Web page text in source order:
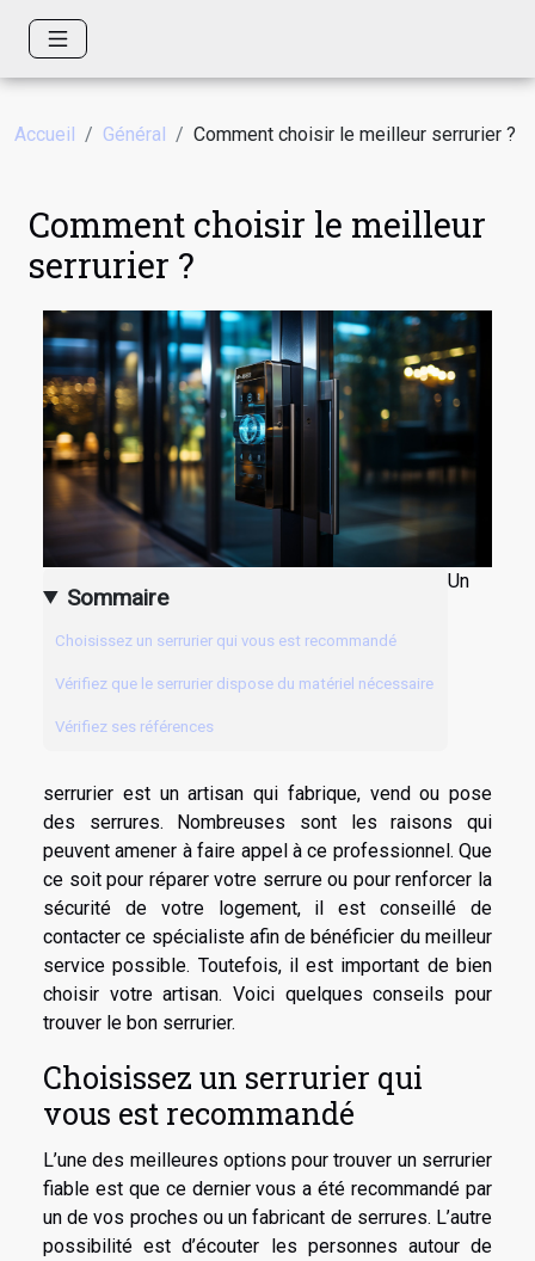
Accueil Général Comment choisir le meilleur serrurier ?
Comment choisir le meilleur
serrurier ?
Sommaire
Choisissez un serrurier qui vous est recommandé
Vérifiez que le serrurier dispose du matériel nécessaire
Vérifiez ses références
Un
serrurier est un artisan qui fabrique, vend ou pose
des serrures. Nombreuses sont les raisons qui
peuvent amener à faire appel à ce professionnel. Que
ce soit pour réparer votre serrure ou pour renforcer la
sécurité de votre logement, il est conseillé de
contacter ce spécialiste afin de bénéficier du meilleur
service possible. Toutefois, il est important de bien
choisir votre artisan. Voici quelques conseils pour
trouver le bon serrurier.
Choisissez un serrurier qui
vous est recommandé
L’une des meilleures options pour trouver un serrurier
fiable est que ce dernier vous a été recommandé par
un de vos proches ou un fabricant de serrures. L’autre
possibilité est d’écouter les personnes autour de